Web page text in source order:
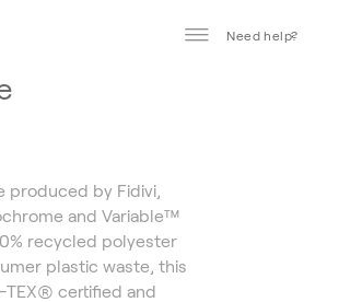
Need help?
produced by Fidivi,
and Variable™
recycled polyester
plastic waste, this
TEX® certified and